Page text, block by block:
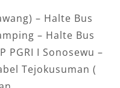
– Halte Bus
– Halte Bus
PGRI I Sonosewu –
Tejokusuman (